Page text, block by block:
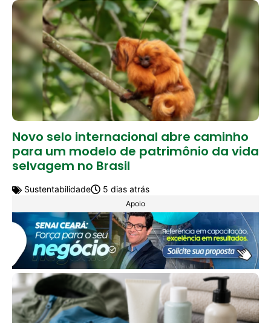
Novo selo internacional abre caminho
para um modelo de patrimônio da vida
selvagem no Brasil
Sustentabilidade 5 dias atrás
Apoio